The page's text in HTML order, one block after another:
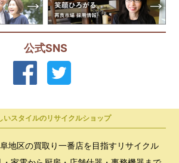
公式SNS
いスタイルのリサイクルショップ
地区の買取り一番店を目指すリサイクル